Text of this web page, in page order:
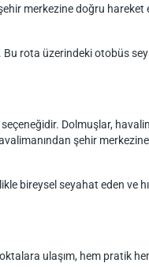
merkezine doğru
rota üzerindeki otobüs
Dolmuşlar,
şehir
bireysel seyahat eden ve
ulaşım, hem pratik